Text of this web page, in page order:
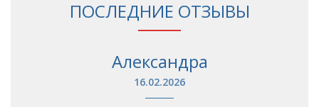
ПОСЛЕДНИЕ ОТЗЫВЫ
Александра
16.02.2026